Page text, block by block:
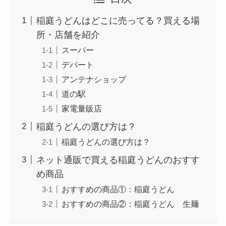
稲庭うどんはどこに売ってる？買える場
所・店舗を紹介
スーパー
デパート
アンテナショップ
道の駅
家電量販店
稲庭うどんの選び方は？
稲庭うどんの選び方は？
ネット通販で買える稲庭うどんのおすす
め商品
おすすめの商品①：稲庭うどん
おすすめの商品②：稲庭うどん 生麺